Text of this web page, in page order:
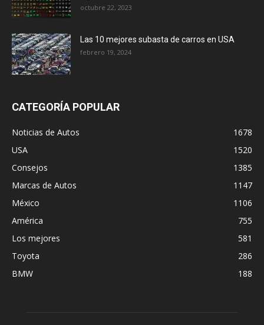
octubre 22, 2023
Las 10 mejores subasta de carros en USA
febrero 19, 2024
CATEGORÍA POPULAR
Noticias de Autos
1678
USA
1520
Consejos
1385
Marcas de Autos
1147
México
1106
América
755
Los mejores
581
Toyota
286
BMW
188